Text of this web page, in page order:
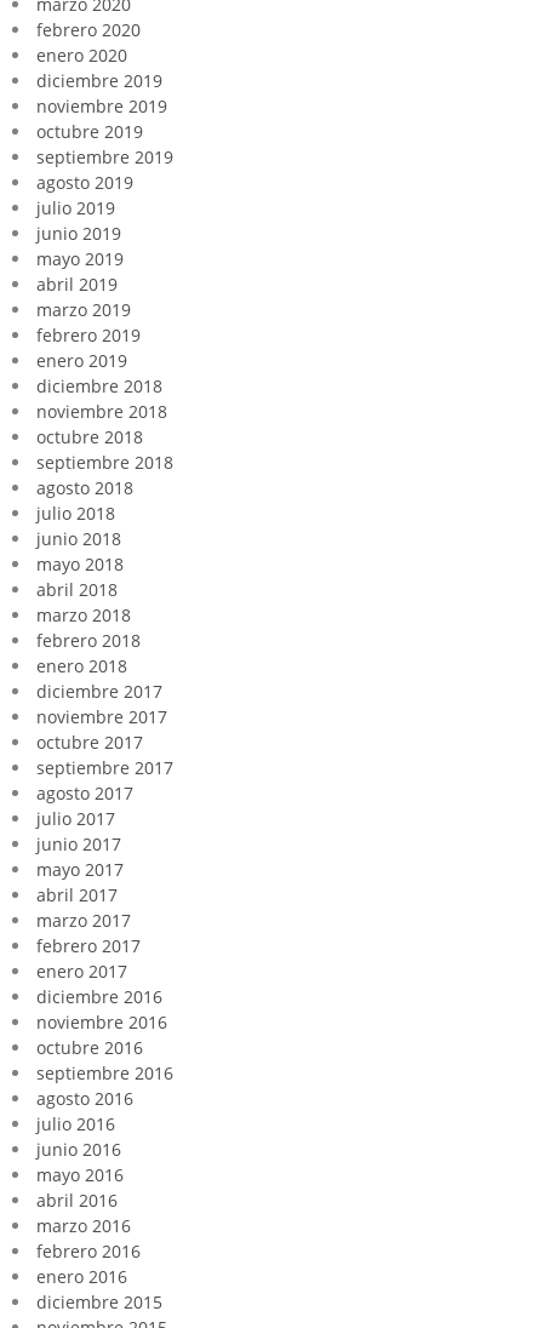
marzo 2020
febrero 2020
enero 2020
diciembre 2019
noviembre 2019
octubre 2019
septiembre 2019
agosto 2019
julio 2019
junio 2019
mayo 2019
abril 2019
marzo 2019
febrero 2019
enero 2019
diciembre 2018
noviembre 2018
octubre 2018
septiembre 2018
agosto 2018
julio 2018
junio 2018
mayo 2018
abril 2018
marzo 2018
febrero 2018
enero 2018
diciembre 2017
noviembre 2017
octubre 2017
septiembre 2017
agosto 2017
julio 2017
junio 2017
mayo 2017
abril 2017
marzo 2017
febrero 2017
enero 2017
diciembre 2016
noviembre 2016
octubre 2016
septiembre 2016
agosto 2016
julio 2016
junio 2016
mayo 2016
abril 2016
marzo 2016
febrero 2016
enero 2016
diciembre 2015